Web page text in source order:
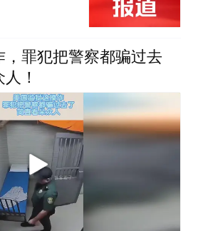
，罪犯把警察都骗过去
！